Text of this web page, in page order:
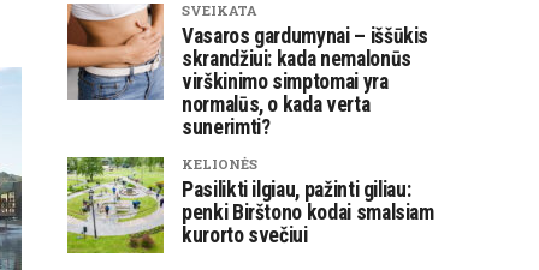
SVEIKATA
Vasaros gardumynai – iššūkis
skrandžiui: kada nemalonūs
virškinimo simptomai yra
normalūs, o kada verta
sunerimti?
KELIONĖS
Pasilikti ilgiau, pažinti giliau:
penki Birštono kodai smalsiam
kurorto svečiui